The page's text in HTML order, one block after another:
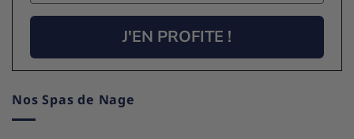
J'EN PROFITE !
Nos Spas de Nage